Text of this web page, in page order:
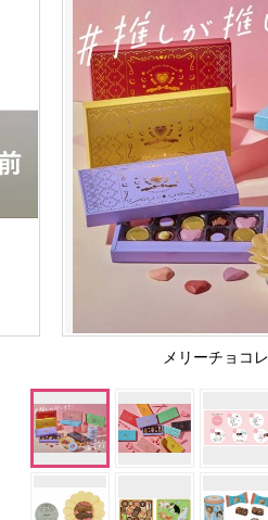
メリーチョコ